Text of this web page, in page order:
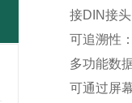
接DIN接
可追溯性
多功能数
可通过屏